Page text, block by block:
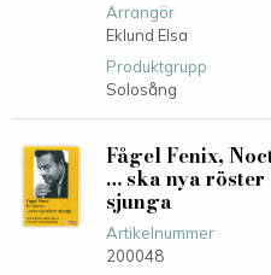
Arrangör
Eklund Elsa
Produktgrupp
Solosång
Fågel Fenix,
… ska nya röster
sjunga
Artikelnummer
200048